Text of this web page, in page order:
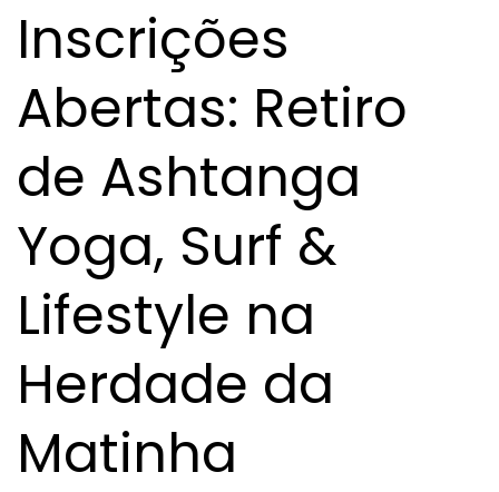
Inscrições
Abertas: Retiro
de Ashtanga
Yoga, Surf &
Lifestyle na
Herdade da
Matinha